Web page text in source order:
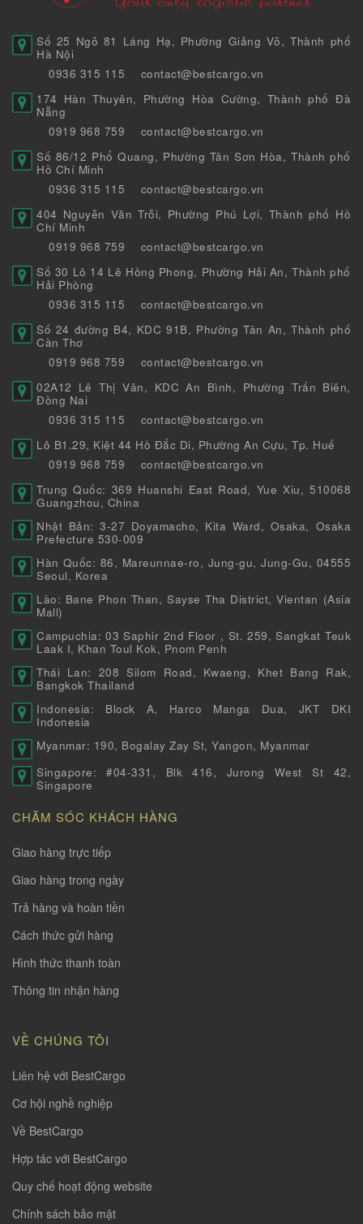
Số 25 Ngõ 81 Láng Hạ, Phường Giảng Võ, Thành phố
Hà Nội
0936 315 115
contact@bestcargo.vn
174 Hàn Thuyên, Phường Hòa Cường, Thành phố Đà
Nẵng
0919 968 759
contact@bestcargo.vn
Số 86/12 Phổ Quang, Phường Tân Sơn Hòa, Thành phố
Hồ Chí Minh
0936 315 115
contact@bestcargo.vn
404 Nguyễn Văn Trỗi, Phường Phú Lợi, Thành phố Hồ
Chí Minh
0919 968 759
contact@bestcargo.vn
Số 30 Lô 14 Lê Hồng Phong, Phường Hải An, Thành phố
Hải Phòng
0936 315 115
contact@bestcargo.vn
Số 24 đường B4, KDC 91B, Phường Tân An, Thành phố
Cần Thơ
0919 968 759
contact@bestcargo.vn
02A12 Lê Thị Vân, KDC An Bình, Phường Trấn Biên,
Đồng Nai
0936 315 115
contact@bestcargo.vn
Lô B1.29, Kiệt 44 Hồ Đắc Di, Phường An Cựu, Tp. Huế
0919 968 759
contact@bestcargo.vn
Trung Quốc: 369 Huanshi East Road, Yue Xiu, 510068
Guangzhou, China
Nhật Bản: 3-27 Doyamacho, Kita Ward, Osaka, Osaka
Prefecture 530-009
Hàn Quốc: 86, Mareunnae-ro, Jung-gu, Jung-Gu, 04555
Seoul, Korea
Lào: Bane Phon Than, Sayse Tha District, Vientan (Asia
Mall)
Campuchia: 03 Saphir 2nd Floor , St. 259, Sangkat Teuk
Laak I, Khan Toul Kok, Pnom Penh
Thái Lan: 208 Silom Road, Kwaeng, Khet Bang Rak,
Bangkok Thailand
Indonesia: Block A, Harco Manga Dua, JKT DKI
Indonesia
Myanmar: 190, Bogalay Zay St, Yangon, Myanmar
Singapore: #04-331, Blk 416, Jurong West St 42,
Singapore
CHĂM SÓC KHÁCH HÀNG
Giao hàng trực tiếp
Giao hàng trong ngày
Trả hàng và hoàn tiền
Cách thức gửi hàng
Hình thức thanh toàn
Thông tin nhận hàng
VỀ CHÚNG TÔI
Liên hệ với BestCargo
Cơ hội nghề nghiệp
Về BestCargo
Hợp tác với BestCargo
Quy chế hoạt động website
Chính sách bảo mật